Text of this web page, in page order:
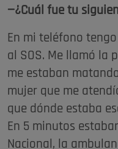
—¿Cuál fue tu
En mi teléfono
al SOS. Me llamó la
me estaban
mujer que me
que dónde estaba
En 5 minutos
Nacional, la